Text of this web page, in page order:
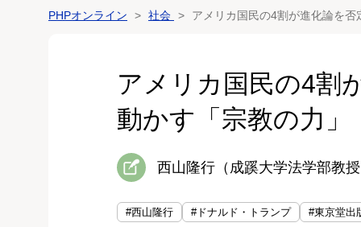
PHPオンライン 社会 アメリカ国民の4割が進化論を
アメリカ国民の4割
動かす「宗教の力」
西山隆行（成蹊大学法学部教
#西山隆行 #ドナルド・トランプ #東京堂出